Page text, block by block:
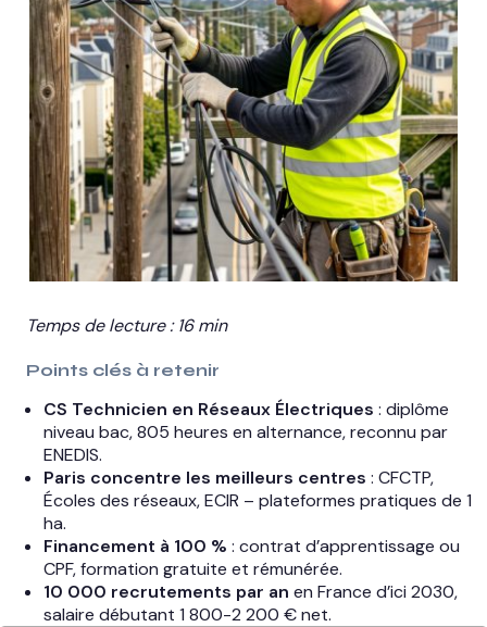
Temps de lecture : 16 min
Points clés à retenir
CS Technicien en Réseaux Électriques : diplôme
niveau bac, 805 heures en alternance, reconnu par
ENEDIS.
Paris concentre les meilleurs centres : CFCTP,
Écoles des réseaux, ECIR – plateformes pratiques de 1
ha.
Financement à 100 % : contrat d’apprentissage ou
CPF, formation gratuite et rémunérée.
10 000 recrutements par an en France d’ici 2030,
salaire débutant 1 800-2 200 € net.